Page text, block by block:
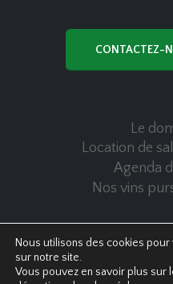
CONTACTEZ-
Le
Location de
Agenda
Nos vins
© Copyright 2020
Politique de
Nous utilisons des cookies
sur notre site.
Vous pouvez en savoir plus sur